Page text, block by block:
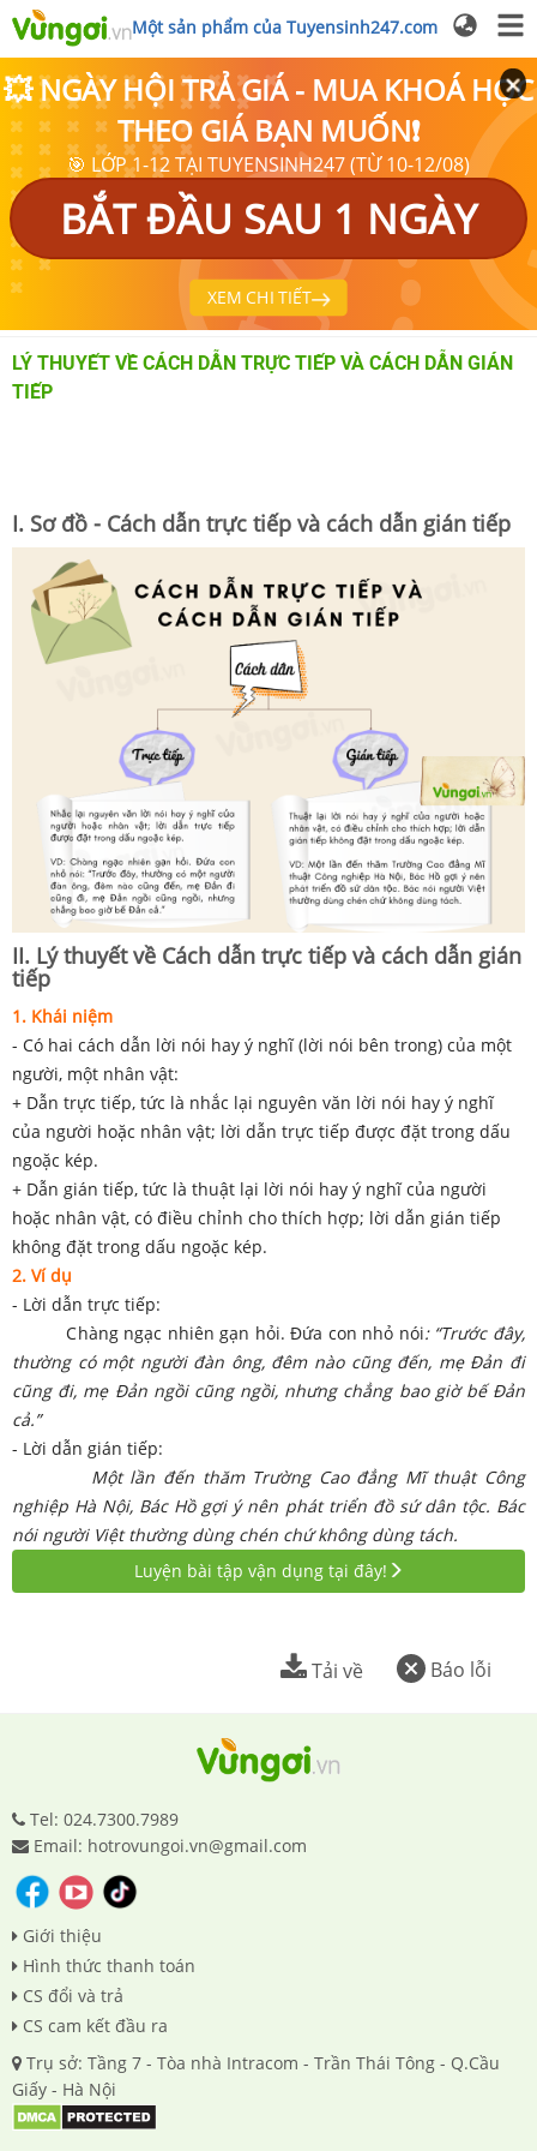
Một sản phẩm của Tuyensinh247.com
💥 NGÀY HỘI TRẢ GIÁ - MUA KHOÁ HỌC
THEO GIÁ BẠN MUỐN❗
🎯 LỚP 1-12 TẠI TUYENSINH247 (TỪ 10-12/08)
BẮT ĐẦU SAU 1 NGÀY
XEM CHI TIẾT
LÝ THUYẾT VỀ CÁCH DẪN TRỰC TIẾP VÀ CÁCH DẪN GIÁN
TIẾP
I. Sơ đồ - Cách dẫn trực tiếp và cách dẫn gián tiếp
II. Lý thuyết về Cách dẫn trực tiếp và cách dẫn gián
tiếp
1. Khái niệm
- Có hai cách dẫn lời nói hay ý nghĩ (lời nói bên trong) của một
người, một nhân vật:
+ Dẫn trực tiếp, tức là nhắc lại nguyên văn lời nói hay ý nghĩ
của người hoặc nhân vật; lời dẫn trực tiếp được đặt trong dấu
ngoặc kép.
+ Dẫn gián tiếp, tức là thuật lại lời nói hay ý nghĩ của người
hoặc nhân vật, có điều chỉnh cho thích hợp; lời dẫn gián tiếp
không đặt trong dấu ngoặc kép.
2. Ví dụ
- Lời dẫn trực tiếp:
Chàng ngạc nhiên gạn hỏi. Đứa con nhỏ nói: “Trước đây,
thường có một người đàn ông, đêm nào cũng đến, mẹ Đản đi
cũng đi, mẹ Đản ngồi cũng ngồi, nhưng chẳng bao giờ bế Đản
cả.”
- Lời dẫn gián tiếp:
Một lần đến thăm Trường Cao đẳng Mĩ thuật Công
nghiệp Hà Nội, Bác Hồ gợi ý nên phát triển đồ sứ dân tộc. Bác
nói người Việt thường dùng chén chứ không dùng tách.
Luyện bài tập vận dụng tại đây!
Báo lỗi
Tải về
Tel: 024.7300.7989
Email: hotrovungoi.vn@gmail.com
Giới thiệu
Hình thức thanh toán
CS đổi và trả
CS cam kết đầu ra
Trụ sở: Tầng 7 - Tòa nhà Intracom - Trần Thái Tông - Q.Cầu
Giấy - Hà Nội